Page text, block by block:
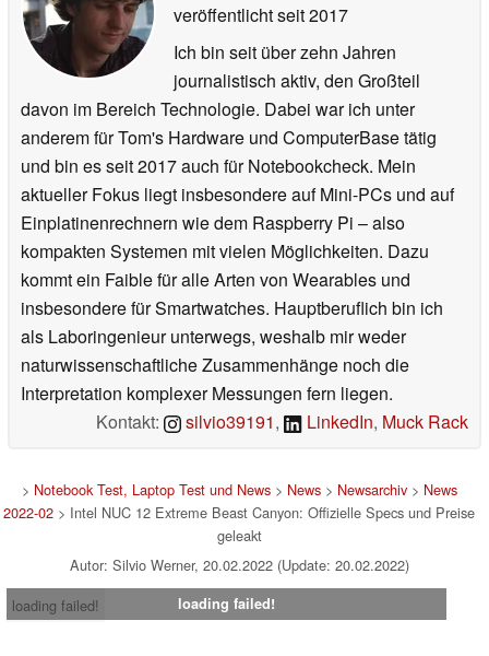
veröffentlichtseit 2017
Ich bin seit über zehn Jahren
journalistisch aktiv, den Großteil
davon im Bereich Technologie. Dabei war ich unter
anderem für Tom's Hardware und ComputerBase tätig
und bin es seit 2017 auch für Notebookcheck. Mein
aktueller Fokus liegt insbesondere auf Mini-PCs und auf
Einplatinenrechnern wie dem Raspberry Pi – also
kompakten Systemen mit vielen Möglichkeiten. Dazu
kommt ein Faible für alle Arten von Wearables und
insbesondere für Smartwatches. Hauptberuflich bin ich
als Laboringenieur unterwegs, weshalb mir weder
naturwissenschaftliche Zusammenhänge noch die
Interpretation komplexer Messungen fern liegen.
Kontakt:
silvio39191, LinkedIn, Muck Rack
> Notebook Test, Laptop Test und News> News> Newsarchiv> News
2022-02 > Intel NUC 12 Extreme Beast Canyon: Offizielle Specs und Preise
geleakt
Autor: Silvio Werner, 20.02.2022 (Update: 20.02.2022)
loading failed!
loading failed!